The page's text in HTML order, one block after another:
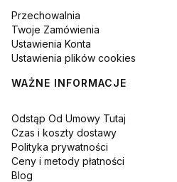
Przechowalnia
Twoje Zamówienia
Ustawienia Konta
Ustawienia plików cookies
WAŻNE INFORMACJE
Odstąp Od Umowy Tutaj
Czas i koszty dostawy
Polityka prywatności
Ceny i metody płatności
Blog